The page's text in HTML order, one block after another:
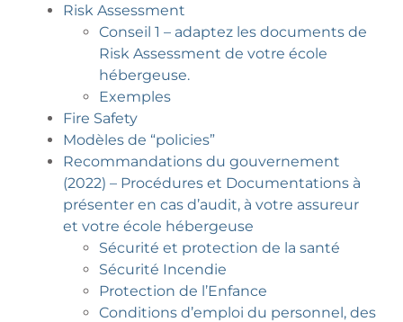
Risk Assessment
Conseil 1 – adaptez les documents de
Risk Assessment de votre école
hébergeuse.
Exemples
Fire Safety
Modèles de “policies”
Recommandations du gouvernement
(2022) – Procédures et Documentations à
présenter en cas d’audit, à votre assureur
et votre école hébergeuse
Sécurité et protection de la santé
Sécurité Incendie
Protection de l’Enfance
Conditions d’emploi du personnel, des